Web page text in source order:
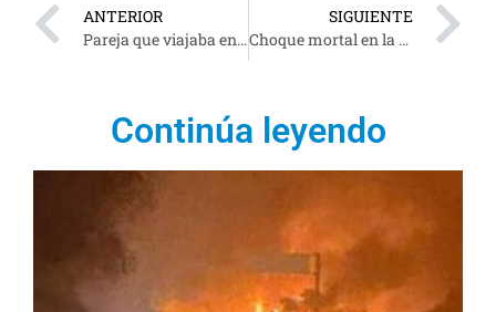
ANTERIOR
Pareja que viajaba en motocicleta sufrió accidente en Morelitos.
SIGUIENTE
Choque mortal en la carretera Cárdenas-Comalcalco
Continúa leyendo